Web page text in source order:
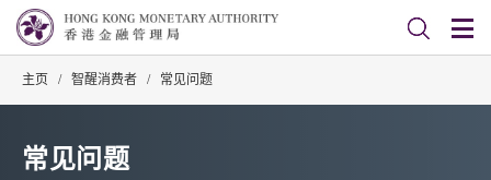
主页 / 智醒消费者 / 常见问题
常见问题